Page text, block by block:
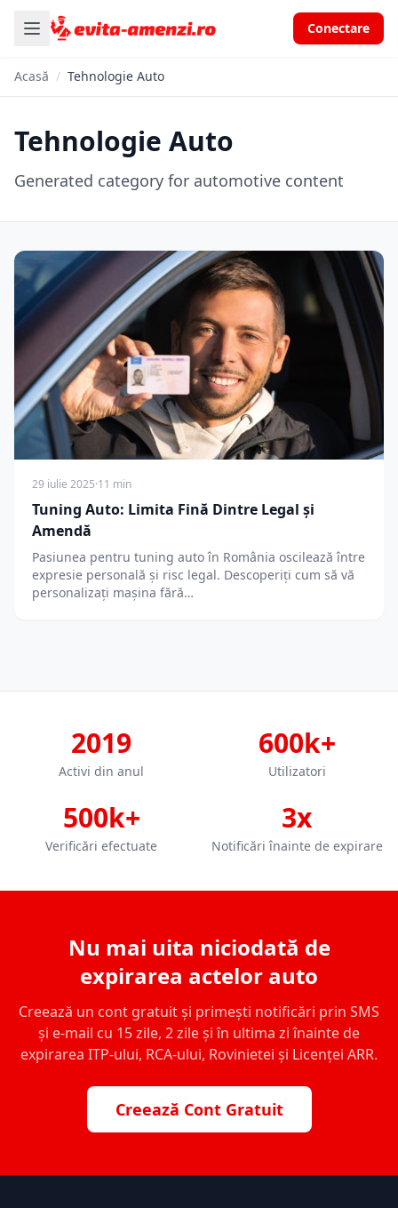
Conectare
Acasă / Tehnologie Auto
Tehnologie Auto
Generated category for automotive content
29 iulie 2025·11 min
Tuning Auto: Limita Fină Dintre Legal și
Amendă
Pasiunea pentru tuning auto în România oscilează între
expresie personală și risc legal. Descoperiți cum să vă
personalizați mașina fără…
2019
Activi din anul
600k+
Utilizatori
500k+
Verificări efectuate
3x
Notificări înainte de expirare
Nu mai uita niciodată de
expirarea actelor auto
Creează un cont gratuit și primești notificări prin SMS
și e-mail cu 15 zile, 2 zile și în ultima zi înainte de
expirarea ITP-ului, RCA-ului, Rovinietei și Licenței ARR.
Creează Cont Gratuit